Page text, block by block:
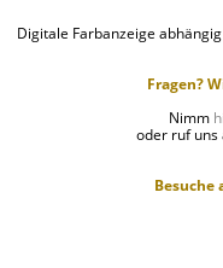
Digitale Farbanzeige
Fragen?
Nimm
oder ruf uns
Besuche